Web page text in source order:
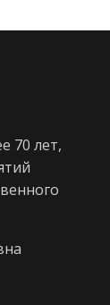
70 лет,